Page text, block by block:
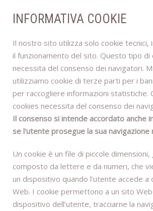
INFORMATIVA COOKIE
Il nostro sito utilizza solo cookie tecnici,
il funzionamento del sito. Questo tipo di
necessita del consenso dei navigatori.
utilizziamo cookie di terze parti per i
per raccogliere informazioni statistiche.
cookies necessita del consenso dei
Il consenso si intende accordato anche
se l'utente prosegue la sua navigazione
Un cookie è un file di piccole
composto da lettere e da numeri, che
un dispositivo quando l’utente accede
Web. I cookie permettono a un sito
dispositivo dell’utente, tracciarne la